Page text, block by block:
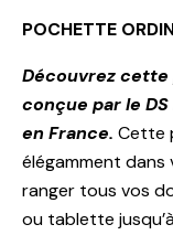
POCHETTE
Découvrez
conçue par le
en France. Cette
élégamment
ranger tous vos
ou tablette